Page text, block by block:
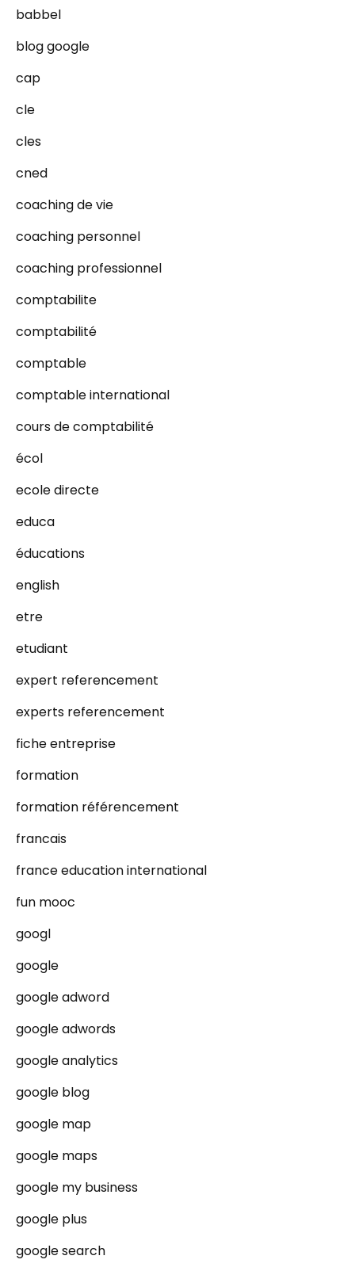
babbel
blog google
cap
cle
cles
cned
coaching de vie
coaching personnel
coaching professionnel
comptabilite
comptabilité
comptable
comptable international
cours de comptabilité
écol
ecole directe
educa
éducations
english
etre
etudiant
expert referencement
experts referencement
fiche entreprise
formation
formation référencement
francais
france education international
fun mooc
googl
google
google adword
google adwords
google analytics
google blog
google map
google maps
google my business
google plus
google search